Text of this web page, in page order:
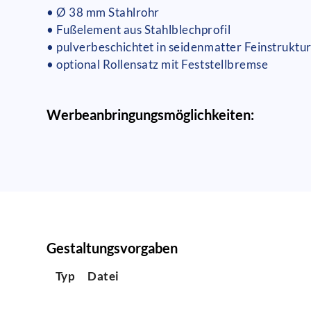
• Ø 38 mm Stahlrohr
• Fußelement aus Stahlblechprofil
• pulverbeschichtet in seidenmatter Feinstruktur
• optional Rollensatz mit Feststellbremse
Werbeanbringungsmöglichkeiten:
Gestaltungsvorgaben
Typ Datei